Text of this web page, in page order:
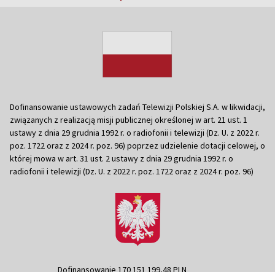
Dofinansowanie ustawowych zadań Telewizji Polskiej S.A. w likwidacji,
związanych z realizacją misji publicznej określonej w art. 21 ust. 1
ustawy z dnia 29 grudnia 1992 r. o radiofonii i telewizji (Dz. U. z 2022 r.
poz. 1722 oraz z 2024 r. poz. 96) poprzez udzielenie dotacji celowej, o
której mowa w art. 31 ust. 2 ustawy z dnia 29 grudnia 1992 r. o
radiofonii i telewizji (Dz. U. z 2022 r. poz. 1722 oraz z 2024 r. poz. 96)
Dofinansowanie 170 151 199,48 PLN